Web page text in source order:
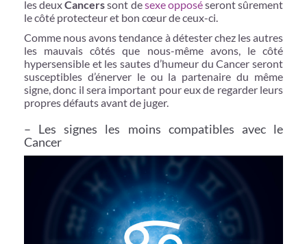
les deuxCancerssont desexe opposéseront sûrement
le côté protecteur et bon cœur de ceux-ci.
Comme nous avons tendance à détester chez les autres
les mauvais côtés que nous-même avons, le côté
hypersensible et les sautes d’humeur du Cancer seront
susceptibles d’énerver le ou la partenaire du même
signe, donc il sera important pour eux de regarder leurs
propres défauts avant de juger.
– Les signes les moins compatibles avec le
Cancer